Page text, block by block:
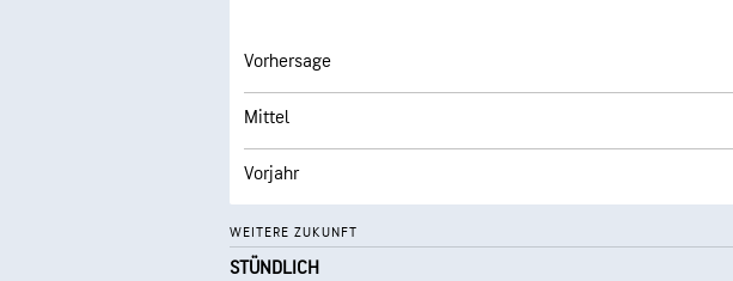
Vorhersage
Mittel
Vorjahr
WEITERE ZUKUNFT
STÜNDLICH